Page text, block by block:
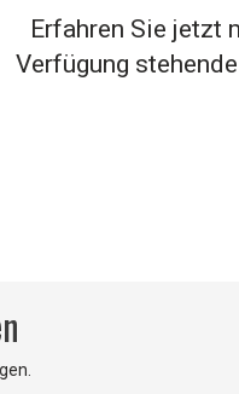
Erfahren Sie jetzt
Verfügung